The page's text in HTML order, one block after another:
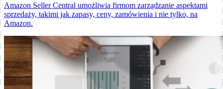
Amazon Seller Central umożliwia firmom zarządzanie aspektami
sprzedaży, takimi jak zapasy, ceny, zamówienia i nie tylko, na
Amazon.